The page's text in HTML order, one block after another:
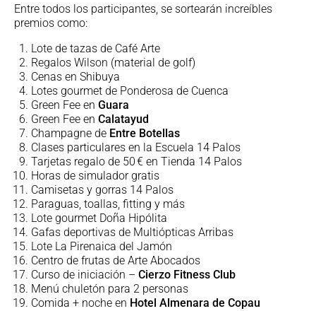
Entre todos los participantes, se sortearán increíbles
premios como:
Lote de tazas de Café Arte
Regalos Wilson (material de golf)
Cenas en Shibuya
Lotes gourmet de Ponderosa de Cuenca
Green Fee en Guara
Green Fee en Calatayud
Champagne de Entre Botellas
Clases particulares en la Escuela 14 Palos
Tarjetas regalo de 50 € en Tienda 14 Palos
Horas de simulador gratis
Camisetas y gorras 14 Palos
Paraguas, toallas, fitting y más
Lote gourmet Doña Hipólita
Gafas deportivas de Multiópticas Arribas
Lote La Pirenaica del Jamón
Centro de frutas de Arte Abocados
Curso de iniciación – Cierzo Fitness Club
Menú chuletón para 2 personas
Comida + noche en Hotel Almenara de Copau